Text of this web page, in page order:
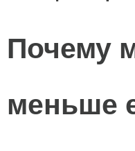
Почему
меньше